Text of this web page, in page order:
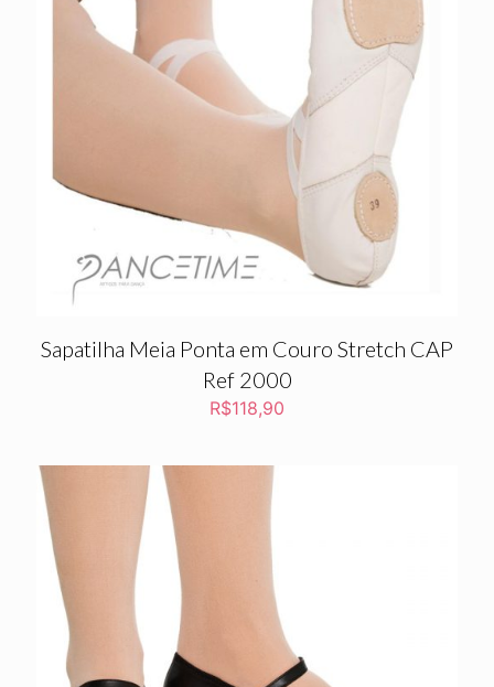
Sapatilha Meia Ponta em Couro Stretch CAP
Ref 2000
R$118,90